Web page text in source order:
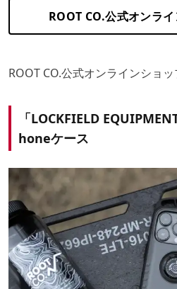
ROOT CO.公式オンラ
ROOT CO.公式オンラインショッ
「LOCKFIELD
honeケース